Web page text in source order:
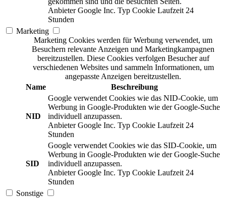
Anbieter Google Inc. Typ Cookie Laufzeit 24
Stunden
Marketing
Marketing Cookies werden für Werbung verwendet, um
Besuchern relevante Anzeigen und Marketingkampagnen
bereitzustellen. Diese Cookies verfolgen Besucher auf
verschiedenen Websites und sammeln Informationen, um
angepasste Anzeigen bereitzustellen.
Name
Beschreibung
NID
Google verwendet Cookies wie das NID-Cookie, um
Werbung in Google-Produkten wie der Google-Suche
individuell anzupassen.
Anbieter Google Inc. Typ Cookie Laufzeit 24
Stunden
SID
Google verwendet Cookies wie das SID-Cookie, um
Werbung in Google-Produkten wie der Google-Suche
individuell anzupassen.
Anbieter Google Inc. Typ Cookie Laufzeit 24
Stunden
Sonstige